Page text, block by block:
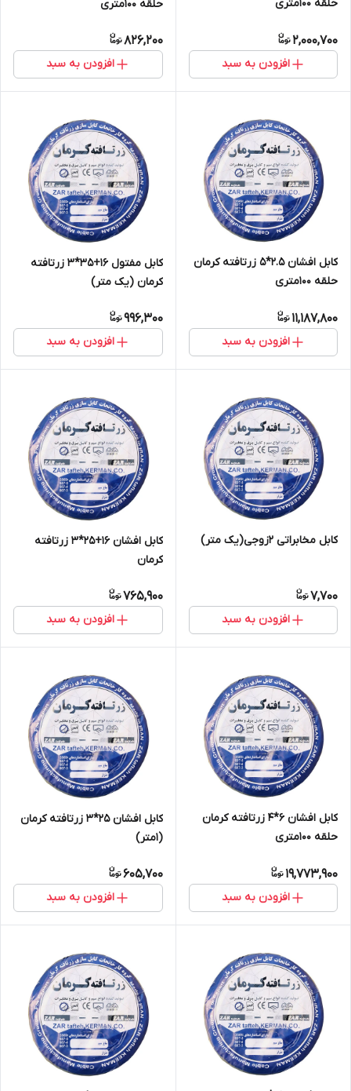
حلقه 100متری
2,000,700
افزودن به سبد
حلقه 100متری
826,200
افزودن به سبد
کابل افشان 2.5*5 زرتافته کرمان
حلقه 100متری
11,187,800
افزودن به سبد
کابل مفتول 16+35*3 زرتافته
کرمان (یک متر)
996,300
افزودن به سبد
کابل مخابراتی 2زوجی(یک متر)
7,700
افزودن به سبد
کابل افشان 16+25*3 زرتافته
کرمان
765,900
افزودن به سبد
کابل افشان 6*4 زرتافته کرمان
حلقه 100متری
19,773,900
افزودن به سبد
کابل افشان 25*3 زرتافته کرمان
(1متر)
605,700
افزودن به سبد